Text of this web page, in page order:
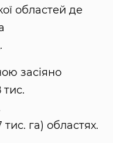
областей де
засіяно
тис.
тис. га) областях.